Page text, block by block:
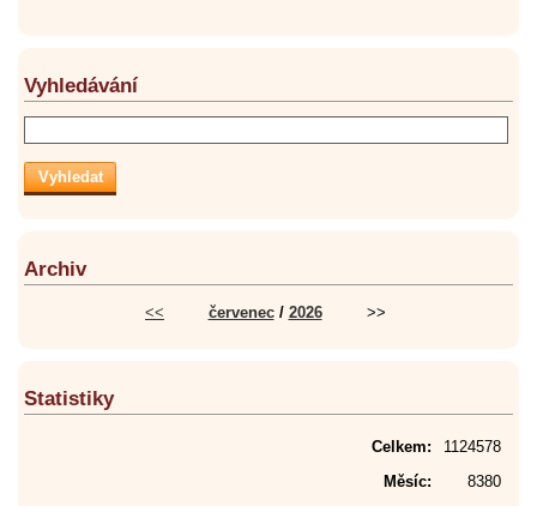
Vyhledávání
Archiv
<< červenec/ 2026 >>
Statistiky
Celkem:
1124578
Měsíc:
8380